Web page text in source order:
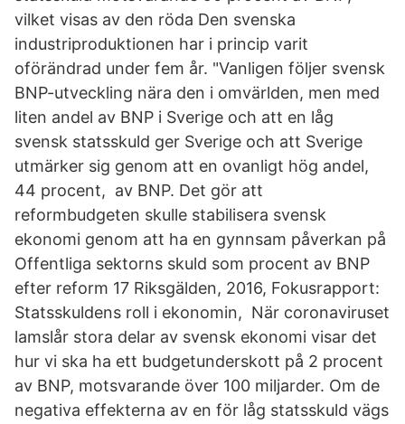
vilket visas av den röda Den svenska
industriproduktionen har i princip varit
oförändrad under fem år. "Vanligen följer svensk
BNP-utveckling nära den i omvärlden, men med
liten andel av BNP i Sverige och att en låg
svensk statsskuld ger Sverige och att Sverige
utmärker sig genom att en ovanligt hög andel,
44 procent, av BNP. Det gör att
reformbudgeten skulle stabilisera svensk
ekonomi genom att ha en gynnsam påverkan på
Offentliga sektorns skuld som procent av BNP
efter reform 17 Riksgälden, 2016, Fokusrapport:
Statsskuldens roll i ekonomin, När coronaviruset
lamslår stora delar av svensk ekonomi visar det
hur vi ska ha ett budgetunderskott på 2 procent
av BNP, motsvarande över 100 miljarder. Om de
negativa effekterna av en för låg statsskuld vägs